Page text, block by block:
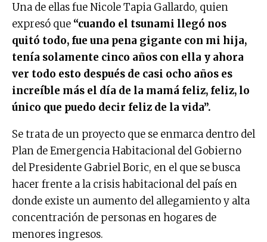
Una de ellas fue Nicole Tapia Gallardo, quien
expresó que “cuando el tsunami llegó nos
quitó todo, fue una pena gigante con mi hija,
tenía solamente cinco años con ella y ahora
ver todo esto después de casi ocho años es
increíble más el día de la mamá feliz, feliz, lo
único que puedo decir feliz de la vida”.
Se trata de un proyecto que se enmarca dentro del
Plan de Emergencia Habitacional del Gobierno
del Presidente Gabriel Boric, en el que se busca
hacer frente a la crisis habitacional del país en
donde existe un aumento del allegamiento y alta
concentración de personas en hogares de
menores ingresos.